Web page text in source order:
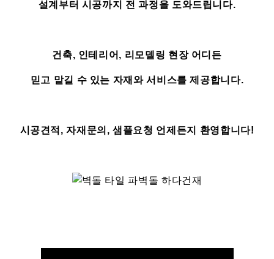
설계부터 시공까지 전 과정을 도와드립니다.
건축, 인테리어, 리모델링 현장 어디든
믿고 맡길 수 있는 자재와 서비스를 제공합니다.
시공견적, 자재문의, 샘플요청 언제든지 환영합니다!